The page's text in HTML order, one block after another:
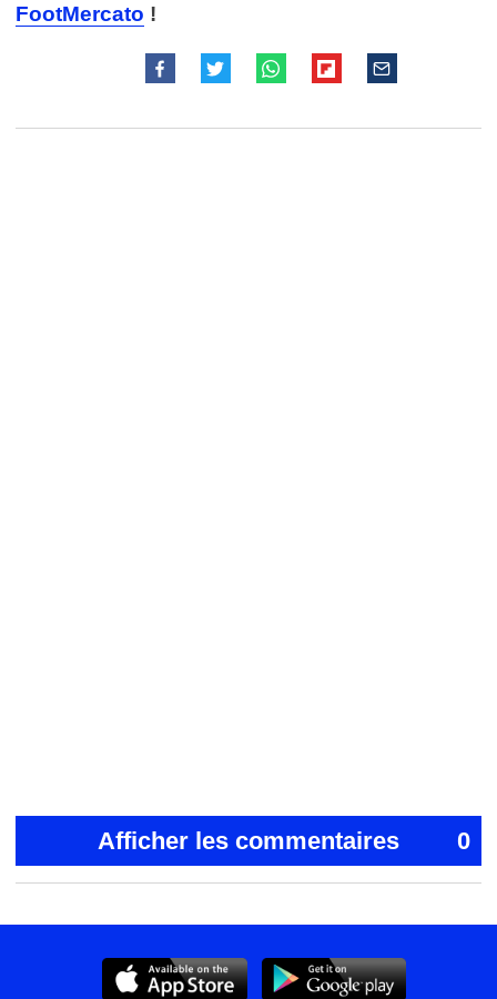
FootMercato !
Afficher les commentaires 0